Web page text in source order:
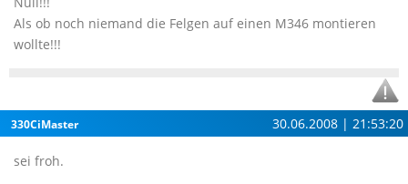
Als ob noch niemand die Felgen auf einen M346 montieren
wollte!!!
330CiMaster 30.06.2008 | 21:53:20
sei froh.